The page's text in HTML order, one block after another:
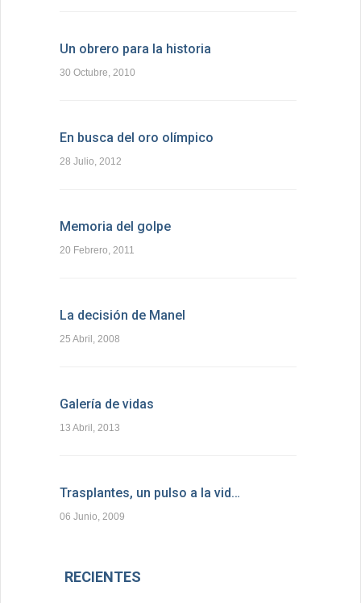
Un obrero para la historia
30 Octubre, 2010
En busca del oro olímpico
28 Julio, 2012
Memoria del golpe
20 Febrero, 2011
La decisión de Manel
25 Abril, 2008
Galería de vidas
13 Abril, 2013
Trasplantes, un pulso a la vid…
06 Junio, 2009
RECIENTES